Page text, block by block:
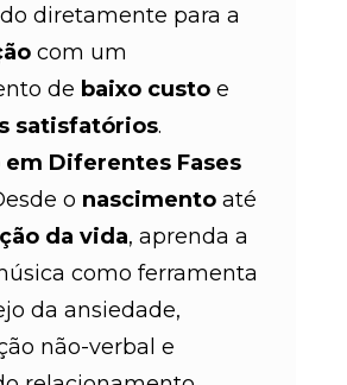
diretamente para a
com um
de baixo custo e
satisfatórios.
Diferentes Fases
o nascimento até
da vida, aprenda a
como ferramenta
da ansiedade,
não-verbal e